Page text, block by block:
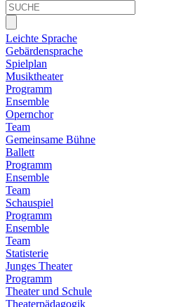
Leichte Sprache
Gebärdensprache
Spielplan
Musiktheater
Programm
Ensemble
Opernchor
Team
Gemeinsame Bühne
Ballett
Programm
Ensemble
Team
Schauspiel
Programm
Ensemble
Team
Statisterie
Junges Theater
Programm
Theater und Schule
Theaterpädagogik